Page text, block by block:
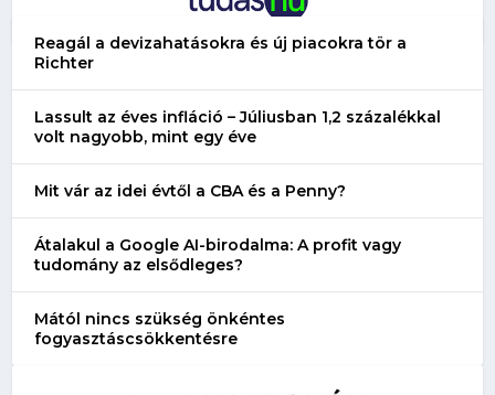
Reagál a devizahatásokra és új piacokra tör a
Richter
Lassult az éves infláció – Júliusban 1,2 százalékkal
volt nagyobb, mint egy éve
Mit vár az idei évtől a CBA és a Penny?
Átalakul a Google AI-birodalma: A profit vagy
tudomány az elsődleges?
Mától nincs szükség önkéntes
fogyasztáscsökkentésre